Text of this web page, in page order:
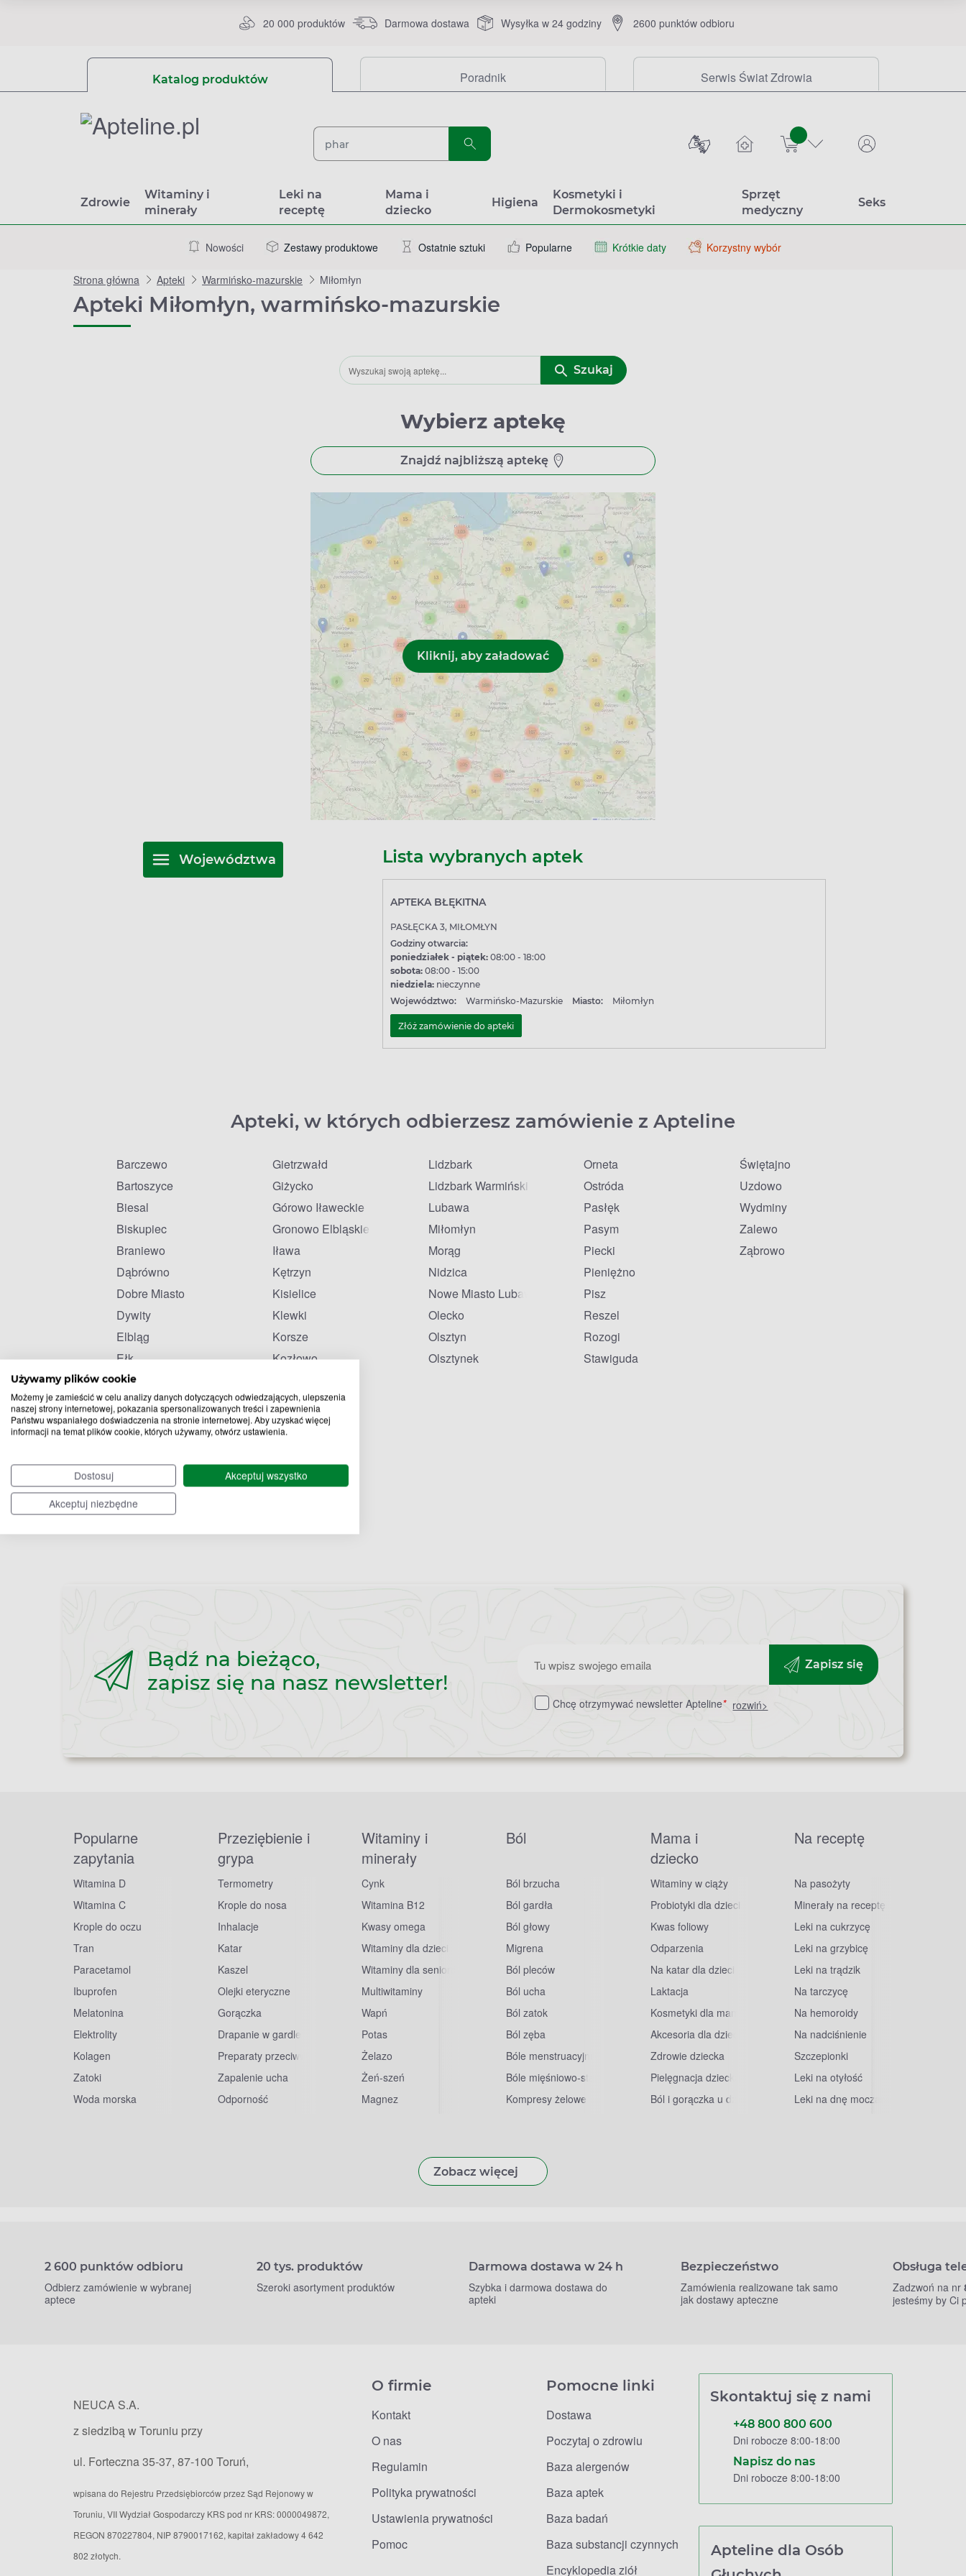
Używamy plików cookie
Możemy je zamieścić w celu analizy danych dotyczących odwiedzających, ulepszenia
naszej strony internetowej, pokazania spersonalizowanych treści i zapewnienia
Państwu wspaniałego doświadczenia na stronie internetowej. Aby uzyskać więcej
informacji na temat plików cookie, których używamy, otwórz ustawienia.
Dostosuj
Akceptuj wszystko
Akceptuj niezbędne
20 000 produktów Darmowa dostawa Wysyłka w 24 godziny 2600 punktów odbioru
Katalog produktów Poradnik Serwis Świat Zdrowia
sztuk
Zdrowie
Witaminy i
minerały
Leki na
receptę
Mama i
dziecko
Higiena
Kosmetyki i
Dermokosmetyki
Sprzęt
medyczny
Seks
Nowości Zestawy produktowe Ostatnie sztuki Popularne Krótkie daty Korzystny wybór
Strona główna Apteki Warmińsko-mazurskie Miłomłyn
Apteki Miłomłyn, warmińsko-mazurskie
Szukaj
Wybierz aptekę
Znajdź najbliższą aptekę
Województwa Lista wybranych aptek
APTEKA BŁĘKITNA
PASŁĘCKA 3, MIŁOMŁYN
Godziny otwarcia:
poniedziałek - piątek:08:00 - 18:00
sobota:08:00 - 15:00
niedziela:nieczynne
Województwo:
Warmińsko-Mazurskie Miasto: Miłomłyn
Złóż zamówienie do apteki
Apteki, w których odbierzesz zamówienie z Apteline
Barczewo
Bartoszyce
Biesal
Biskupiec
Braniewo
Dąbrówno
Dobre Miasto
Dywity
Elbląg
Ełk
Gietrzwałd
Giżycko
Górowo Iławeckie
Gronowo Elbląskie
Iława
Kętrzyn
Kisielice
Klewki
Korsze
Kozłowo
Lidzbark
Lidzbark Warmiński
Lubawa
Miłomłyn
Morąg
Nidzica
Nowe Miasto Lubawskie
Olecko
Olsztyn
Olsztynek
Orneta
Ostróda
Pasłęk
Pasym
Piecki
Pieniężno
Pisz
Reszel
Rozogi
Stawiguda
Świętajno
Uzdowo
Wydminy
Zalewo
Ząbrowo
Bądź na bieżąco,
zapisz się na nasz newsletter!
Zapisz
do
Zapisz się
Chcę otrzymywać newsletter Apteline* rozwiń>
Popularne
zapytania
Witamina D
Witamina C
Krople do oczu
Tran
Paracetamol
Ibuprofen
Melatonina
Elektrolity
Kolagen
Zatoki
Woda morska
Przeziębienie i
grypa
Termometry
Krople do nosa
Inhalacje
Katar
Kaszel
Olejki eteryczne
Gorączka
Drapanie w gardle
Preparaty przeciwwirusowe
Zapalenie ucha
Odporność
Witaminy i
minerały
Cynk
Witamina B12
Kwasy omega
Witaminy dla dzieci
Witaminy dla seniorów
Multiwitaminy
Wapń
Potas
Żelazo
Żeń-szeń
Magnez
Ból
Ból brzucha
Ból gardła
Ból głowy
Migrena
Ból pleców
Ból ucha
Ból zatok
Ból zęba
Bóle menstruacyjne
Bóle mięśniowo-stawowe
Kompresy żelowe
Mama i
dziecko
Witaminy w ciąży
Probiotyki dla dzieci
Kwas foliowy
Odparzenia
Na katar dla dzieci
Laktacja
Kosmetyki dla mam
Akcesoria dla dzieci
Zdrowie dziecka
Pielęgnacja dziecka
Ból i gorączka u dzieci
Na receptę
Na pasożyty
Minerały na receptę
Leki na cukrzycę
Leki na grzybicę
Leki na trądzik
Na tarczycę
Na hemoroidy
Na nadciśnienie
Szczepionki
Leki na otyłość
Leki na dnę moczanową
Zobacz więcej
2 600 punktów odbioru
Odbierz zamówienie w wybranej
aptece
20 tys. produktów
Szeroki asortyment produktów
Darmowa dostawa w 24 h
Szybka i darmowa dostawa do
apteki
Bezpieczeństwo
Zamówienia realizowane tak samo
jak dostawy apteczne
Obsługa
Zadzwoń na nr
jesteśmy by Ci
NEUCA S.A.
z siedzibą w Toruniu przy
ul. Forteczna 35-37, 87-100 Toruń,
wpisana do Rejestru Przedsiębiorców przez Sąd Rejonowy w
Toruniu, VII Wydział Gospodarczy KRS pod nr KRS: 0000049872,
REGON 870227804, NIP 8790017162, kapitał zakładowy 4 642
802 złotych.
O firmie
Kontakt
O nas
Regulamin
Polityka prywatności
Ustawienia prywatności
Pomoc
Pomocne linki
Dostawa
Poczytaj o zdrowiu
Baza alergenów
Baza aptek
Baza badań
Baza substancji czynnych
Encyklopedia ziół
Skontaktuj się z nami
+48 800 800 600
Dni robocze 8:00-18:00
Napisz do nas
Dni robocze 8:00-18:00
Apteline dla Osób